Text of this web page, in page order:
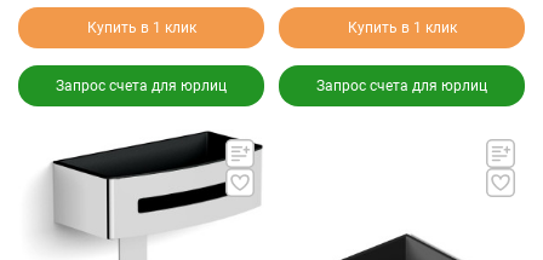
Купить в 1 клик
Запрос счета для юрлиц
Купить в 1 клик
Запрос счета для юрлиц